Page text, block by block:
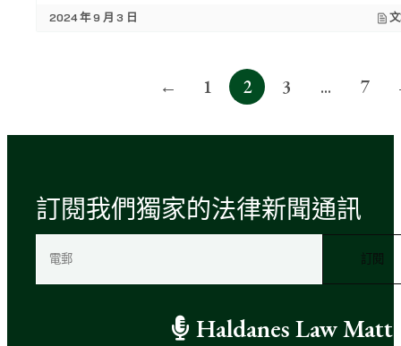
2024 年 9 月 3 日
← 1 2 3 ... 7
訂閱我們獨家的法律新聞通訊
（
Haldanes Law